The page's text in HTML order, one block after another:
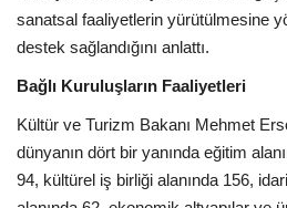
sanatsal faaliyetlerin yürütülmesine
destek sağlandığını anlattı.
Bağlı Kuruluşların Faaliyetleri
Kültür ve Turizm Bakanı Mehmet
dünyanın dört bir yanında eğitim
94, kültürel iş birliği alanında 156,